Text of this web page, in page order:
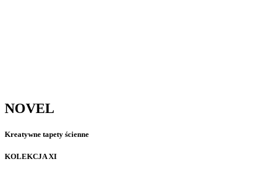
NOVEL
Kreatywne tapety ścienne
KOLEKCJA XI